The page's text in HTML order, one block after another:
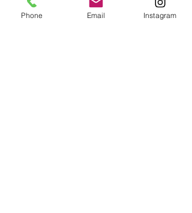
Neukölln.
Phone Email Instagram